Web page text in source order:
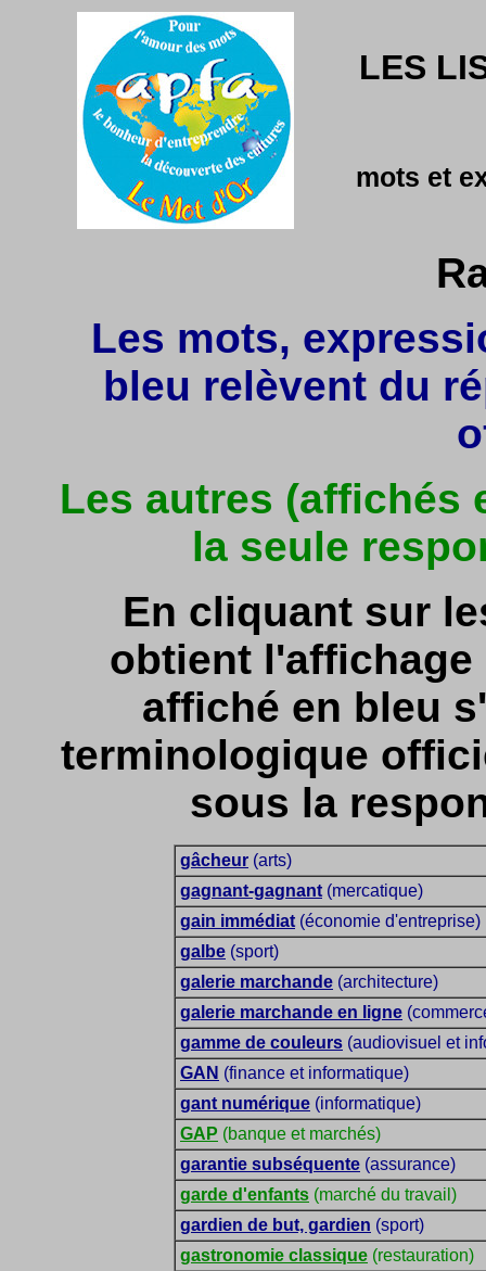
LES
mots et
Les mots,
bleu relèvent du
Les autres (affichés
la seule
En cliquant sur
obtient
affiché en bleu
terminologique
sous la
gâcheur (arts)
gagnant-gagnant (mercatique)
gain immédiat (économie d'entreprise)
galbe (sport)
galerie marchande (architecture)
galerie marchande en ligne
gamme de couleurs (audiovisuel et
GAN (finance et informatique)
gant numérique (informatique)
GAP (banque et marchés)
garantie subséquente (assurance)
garde d'enfants (marché du travail)
gardien de but, gardien (sport)
gastronomie classique (restauration)